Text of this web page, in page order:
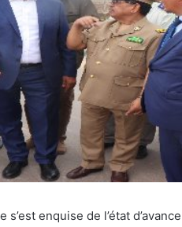
enquise de l’état